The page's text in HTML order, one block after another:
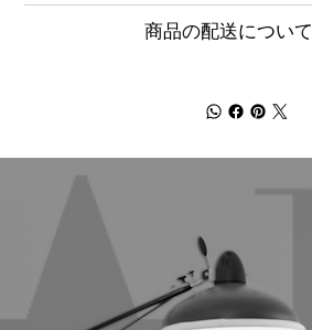
商品の配送について